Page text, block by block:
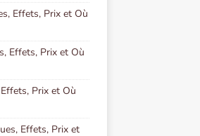
Effets, Prix et Où
Effets, Prix et Où
Prix et Où
Effets, Prix et